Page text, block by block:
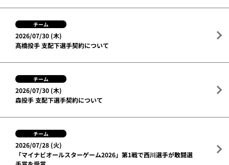
チーム
2026/07/30 (木)
髙橋投手 支配下選手契約について
チーム
2026/07/30 (木)
森投手 支配下選手契約について
チーム
2026/07/28 (火)
「マイナビオールスターゲーム2026」第1戦で西川選手が敢闘選